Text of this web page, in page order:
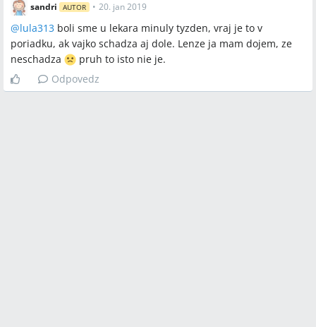
sandri AUTOR • 20. jan 2019
@lula313 boli sme u lekara minuly tyzden, vraj je to v
poriadku, ak vajko schadza aj dole. Lenze ja mam dojem, ze
neschadza
pruh to isto nie je.
Odpovedz